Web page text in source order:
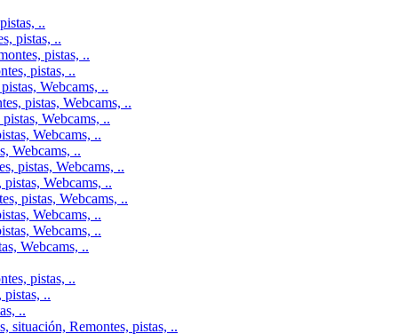
..
pistas, ..
pistas, ..
pistas, ..
Webcams, ..
pistas, Webcams, ..
Webcams, ..
Webcams, ..
Webcams, ..
pistas, Webcams, ..
Webcams, ..
pistas, Webcams, ..
Webcams, ..
Webcams, ..
Webcams, ..
pistas, ..
..
..
situación, Remontes, pistas, ..